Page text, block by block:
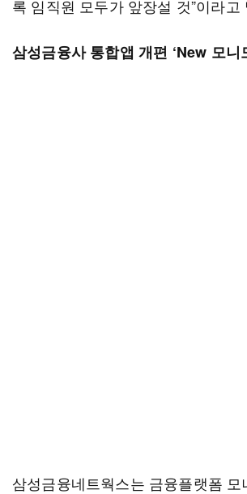
록 임직원 모두가 앞장설 것”이라고
삼성금융사 통합앱 개편 ‘New 모니
삼성금융네트웍스는 금융플랫폼 모